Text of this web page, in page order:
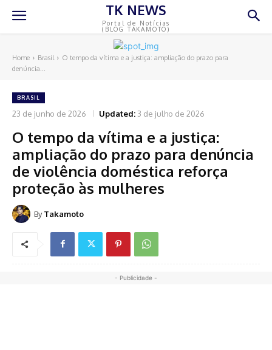
TK NEWS
Portal de Notícias
(BLOG TAKAMOTO)
Home Brasil
O tempo da vítima e a justiça: ampliação do prazo para
denúncia...
BRASIL
23 de junho de 2026 Updated: 3 de julho de 2026
O tempo da vítima e a justiça:
ampliação do prazo para denúncia
de violência doméstica reforça
proteção às mulheres
By Takamoto
- Publicidade -